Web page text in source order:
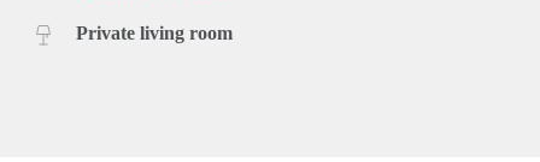
Private living room